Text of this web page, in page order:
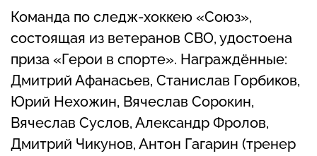
Команда по следж-хоккею «Союз»,
состоящая из ветеранов СВО, удостоена
приза «Герои в спорте». Награждённые:
Дмитрий Афанасьев, Станислав Горбиков,
Юрий Нехожин, Вячеслав Сорокин,
Вячеслав Суслов, Александр Фролов,
Дмитрий Чикунов, Антон Гагарин (тренер